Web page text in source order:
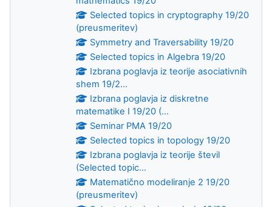
Selected topics in cryptography 19/20
(preusmeritev)
Symmetry and Traversability 19/20
Selected topics in Algebra 19/20
Izbrana poglavja iz teorije asociativnih
shem 19/2...
Izbrana poglavja iz diskretne
matematike I 19/20 (...
Seminar PMA 19/20
Selected topics in topology 19/20
Izbrana poglavja iz teorije števil
(Selected topic...
Matematično modeliranje 2 19/20
(preusmeritev)